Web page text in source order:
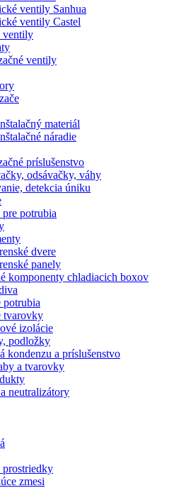
ventily Sanhua
ventily Castel
ventily
materiál
náradie
príslušenstvo
odsávačky, váhy
detekcia úniku
potrubia
dvere
panely
komponenty chladiacich boxov
potrubia
tvarovky
izolácie
podložky
kondenzu a príslušenstvo
a tvarovky
neutralizátory
prostriedky
zmesi